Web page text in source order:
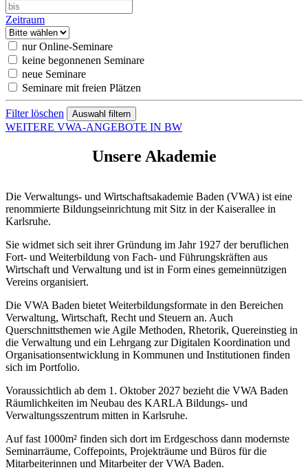
Zeitraum
nur Online-Seminare
keine begonnenen Seminare
neue Seminare
Seminare mit freien Plätzen
Filter löschen
WEITERE VWA-ANGEBOTE IN BW
Unsere Akademie
Die Verwaltungs- und Wirtschaftsakademie Baden (VWA) ist eine
renommierte Bildungseinrichtung mit Sitz in der Kaiserallee in
Karlsruhe.
Sie widmet sich seit ihrer Gründung im Jahr 1927 der beruflichen
Fort- und Weiterbildung von Fach- und Führungskräften aus
Wirtschaft und Verwaltung und ist in Form eines gemeinnützigen
Vereins organisiert.
Die VWA Baden bietet Weiterbildungsformate in den Bereichen
Verwaltung, Wirtschaft, Recht und Steuern an. Auch
Querschnittsthemen wie Agile Methoden, Rhetorik, Quereinstieg in
die Verwaltung und ein Lehrgang zur Digitalen Koordination und
Organisationsentwicklung in Kommunen und Institutionen finden
sich im Portfolio.
Voraussichtlich ab dem 1. Oktober 2027 bezieht die VWA Baden
Räumlichkeiten im Neubau des KARLA Bildungs- und
Verwaltungsszentrum mitten in Karlsruhe.
Auf fast 1000m² finden sich dort im Erdgeschoss dann modernste
Seminarräume, Coffepoints, Projekträume und Büros für die
Mitarbeiterinnen und Mitarbeiter der VWA Baden.